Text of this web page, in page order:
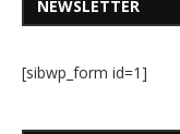
NEWSLETTER
[sibwp_form id=1]